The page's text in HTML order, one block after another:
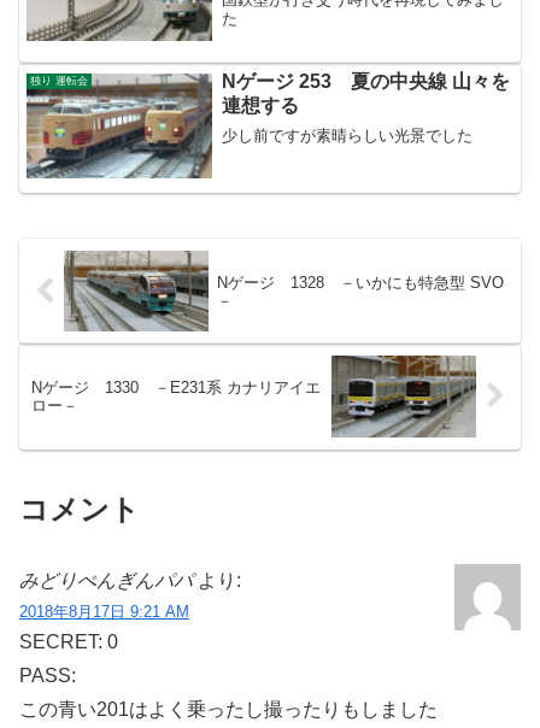
た
独り 運転会
Nゲージ 253 夏の中央線 山々を
連想する
少し前ですが素晴らしい光景でした
Nゲージ 1328 －いかにも特急型 SVO
－
Nゲージ 1330 －E231系 カナリアイエ
ロー－
コメント
みどりぺんぎんパパ より:
2018年8月17日 9:21 AM
SECRET: 0
PASS:
この青い201はよく乗ったし撮ったりもしました